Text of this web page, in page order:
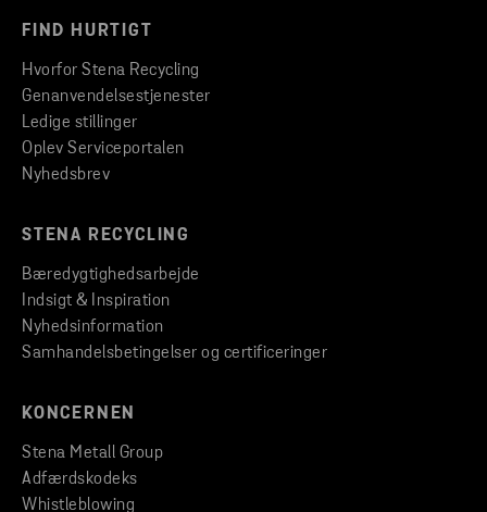
FIND HURTIGT
Hvorfor Stena Recycling
Genanvendelsestjenester
Ledige stillinger
Oplev Serviceportalen
Nyhedsbrev
STENA RECYCLING
Bæredygtighedsarbejde
Indsigt & Inspiration
Nyhedsinformation
Samhandelsbetingelser og certificeringer
KONCERNEN
Stena Metall Group
Adfærdskodeks
Whistleblowing